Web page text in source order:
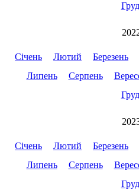
Січень Лютий Березень
Липень
Серпень
Січень Лютий Березень
Липень
Серпень